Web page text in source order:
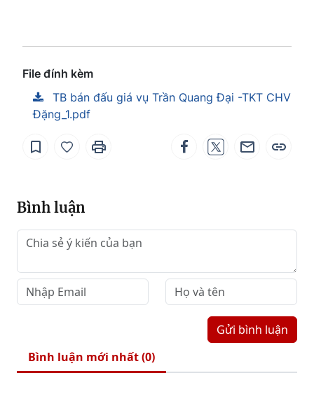
File đính kèm
TB bán đấu giá vụ Trần Quang Đại -TKT CHV
Đặng_1.pdf
Bình luận
Gửi bình luận
Bình luận mới nhất (0)